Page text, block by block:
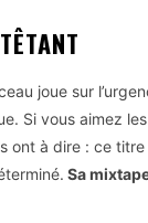
joue sur
Si vous aimez
ont à dire : ce
Sa